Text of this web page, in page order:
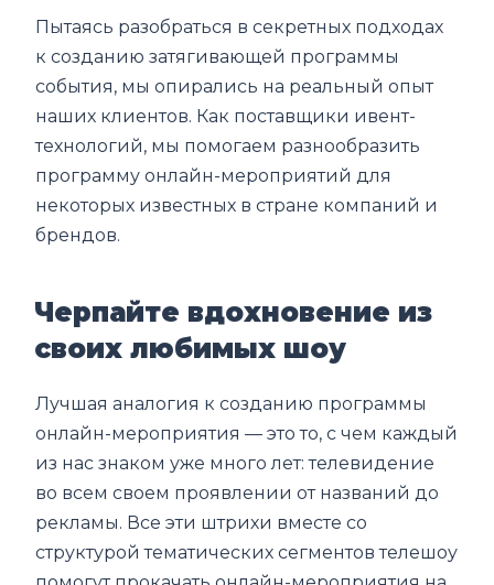
Пытаясь разобраться в секретных подходах
к созданию затягивающей программы
события, мы опирались на реальный опыт
наших клиентов. Как поставщики ивент-
технологий, мы помогаем разнообразить
программу онлайн-мероприятий для
некоторых известных в стране компаний и
брендов.
Черпайте вдохновение из
своих любимых шоу
Лучшая аналогия к созданию программы
онлайн-мероприятия — это то, с чем каждый
из нас знаком уже много лет: телевидение
во всем своем проявлении от названий до
рекламы. Все эти штрихи вместе со
структурой тематических сегментов телешоу